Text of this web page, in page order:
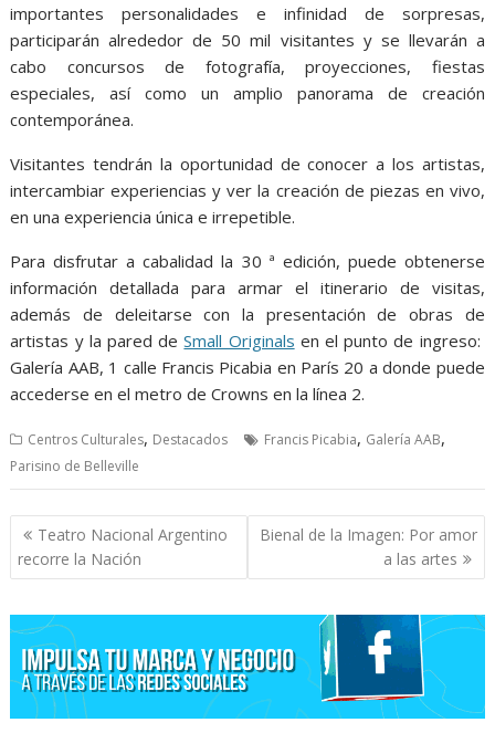
importantes personalidades e infinidad de sorpresas,
participarán alrededor de 50 mil visitantes y se llevarán a
cabo concursos de fotografía, proyecciones, fiestas
especiales, así como un amplio panorama de creación
contemporánea.
Visitantes tendrán la oportunidad de conocer a los artistas,
intercambiar experiencias y ver la creación de piezas en vivo,
en una experiencia única e irrepetible.
Para disfrutar a cabalidad la 30 ª edición, puede obtenerse
información detallada para armar el itinerario de visitas,
además de deleitarse con la presentación de obras de
artistas y la pared deSmall Originals en el punto de ingreso:
Galería AAB, 1 calle Francis Picabia en París 20 a donde puede
accederse en el metro de Crowns en la línea 2.
Centros Culturales, Destacados Francis Picabia, Galería AAB,
Parisino de Belleville
Navegación
de
entradas
Teatro Nacional Argentino
recorre la Nación
Bienal de la Imagen: Por amor
a las artes